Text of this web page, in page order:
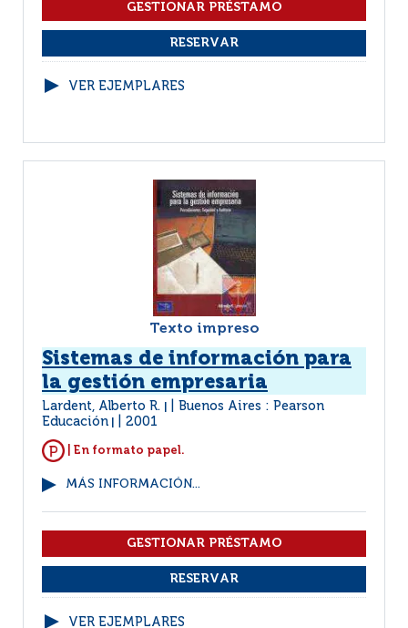
VER EJEMPLARES
Texto impreso
Sistemas de información para
la gestión empresaria
Lardent, Alberto R.
Buenos Aires : Pearson
Educación
2001
| En formato papel.
MÁS INFORMACIÓN...
VER EJEMPLARES